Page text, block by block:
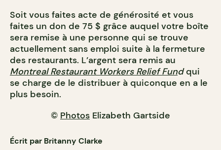
Soit vous faites acte de générosité et vous
faites un don de 75 $ grâce auquel votre boîte
sera remise à une personne qui se trouve
actuellement sans emploi suite à la fermeture
des restaurants. L’argent sera remis au
Montreal Restaurant Workers Relief Fundqui
se charge de le distribuer à quiconque en a le
plus besoin.
© Photos Elizabeth Gartside
Écrit par Britanny Clarke